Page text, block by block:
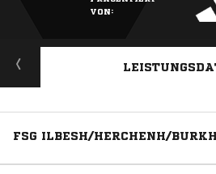
VON:
FSG ILBESH/HERCHENH/